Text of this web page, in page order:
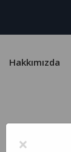
Hakkımızda
×